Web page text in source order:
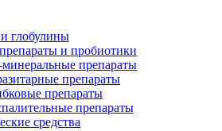
глобулины
и пробиотики
препараты
препараты
препараты
препараты
средства